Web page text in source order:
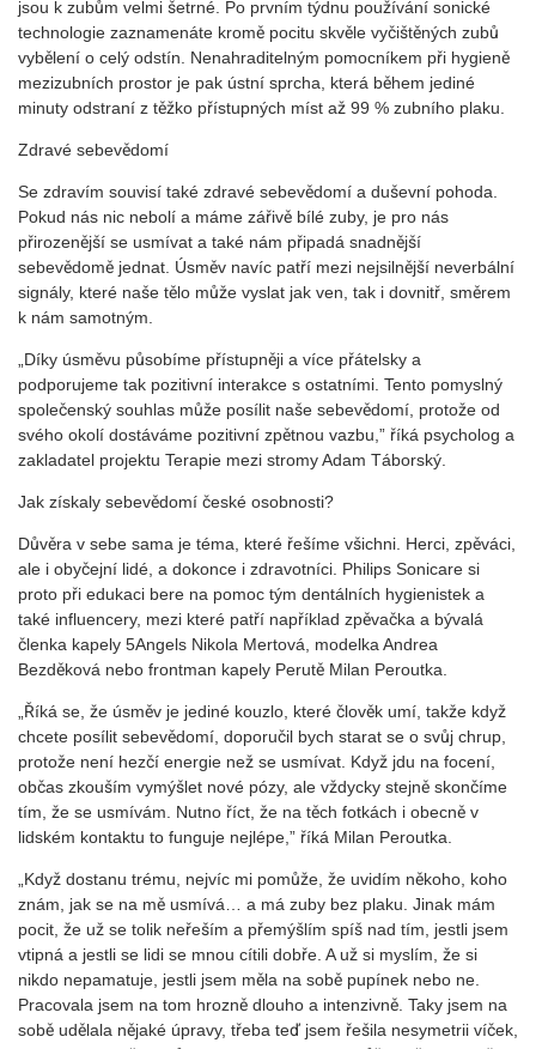
jsou k zubům velmi šetrné. Po prvním týdnu používání sonické
technologie zaznamenáte kromě pocitu skvěle vyčištěných zubů
vybělení o celý odstín. Nenahraditelným pomocníkem při hygieně
mezizubních prostor je pak ústní sprcha, která během jediné
minuty odstraní z těžko přístupných míst až 99 % zubního plaku.
Zdravé sebevědomí
Se zdravím souvisí také zdravé sebevědomí a duševní pohoda.
Pokud nás nic nebolí a máme zářivě bílé zuby, je pro nás
přirozenější se usmívat a také nám připadá snadnější
sebevědomě jednat. Úsměv navíc patří mezi nejsilnější neverbální
signály, které naše tělo může vyslat jak ven, tak i dovnitř, směrem
k nám samotným.
„Díky úsměvu působíme přístupněji a více přátelsky a
podporujeme tak pozitivní interakce s ostatními. Tento pomyslný
společenský souhlas může posílit naše sebevědomí, protože od
svého okolí dostáváme pozitivní zpětnou vazbu,” říká psycholog a
zakladatel projektu Terapie mezi stromy Adam Táborský.
Jak získaly sebevědomí české osobnosti?
Důvěra v sebe sama je téma, které řešíme všichni. Herci, zpěváci,
ale i obyčejní lidé, a dokonce i zdravotníci. Philips Sonicare si
proto při edukaci bere na pomoc tým dentálních hygienistek a
také influencery, mezi které patří například zpěvačka a bývalá
členka kapely 5Angels Nikola Mertová, modelka Andrea
Bezděková nebo frontman kapely Perutě Milan Peroutka.
„Říká se, že úsměv je jediné kouzlo, které člověk umí, takže když
chcete posílit sebevědomí, doporučil bych starat se o svůj chrup,
protože není hezčí energie než se usmívat. Když jdu na focení,
občas zkouším vymýšlet nové pózy, ale vždycky stejně skončíme
tím, že se usmívám. Nutno říct, že na těch fotkách i obecně v
lidském kontaktu to funguje nejlépe,” říká Milan Peroutka.
„Když dostanu trému, nejvíc mi pomůže, že uvidím někoho, koho
znám, jak se na mě usmívá… a má zuby bez plaku. Jinak mám
pocit, že už se tolik neřeším a přemýšlím spíš nad tím, jestli jsem
vtipná a jestli se lidi se mnou cítili dobře. A už si myslím, že si
nikdo nepamatuje, jestli jsem měla na sobě pupínek nebo ne.
Pracovala jsem na tom hrozně dlouho a intenzivně. Taky jsem na
sobě udělala nějaké úpravy, třeba teď jsem řešila nesymetrii víček,